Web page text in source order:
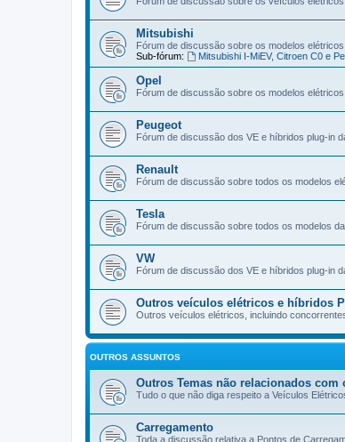
Mitsubishi
Fórum de discussão sobre os modelos
Sub-fórum:
Mitsubishi I-MiEV, Citroen C0 e
Opel
Fórum de discussão sobre os modelos
Peugeot
Fórum de discussão dos VE e híbridos plug-in
Renault
Fórum de discussão sobre todos os modelos
Tesla
Fórum de discussão sobre todos os modelos da
VW
Fórum de discussão dos VE e híbridos plug-in
Outros veículos elétricos e híbridos
Outros veículos elétricos, incluindo
OUTROS ASSUNTOS
Outros Temas não relacionados com
Tudo o que não diga respeito a Veículos
Carregamento
Toda a discussão relativa a Pontos de